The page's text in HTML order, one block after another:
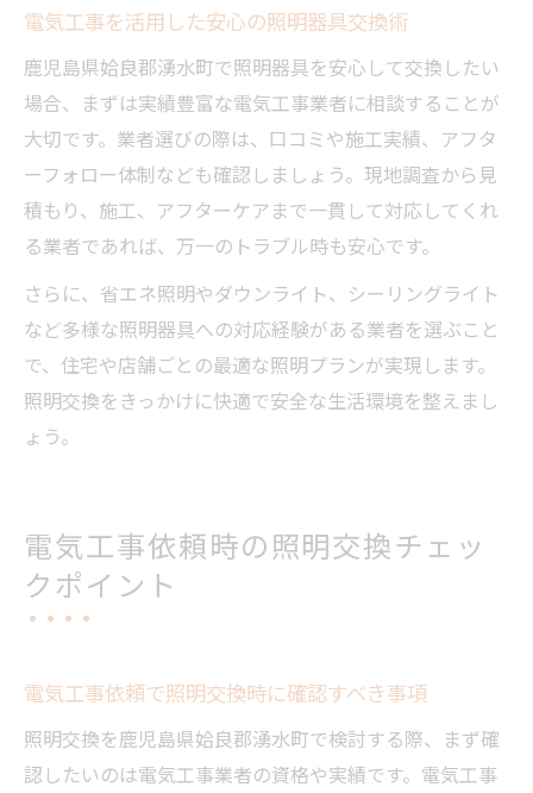
電気工事を活用した安心の照明器具交換術
鹿児島県姶良郡湧水町で照明器具を安心して交換したい
場合、まずは実績豊富な電気工事業者に相談することが
大切です。業者選びの際は、口コミや施工実績、アフタ
ーフォロー体制なども確認しましょう。現地調査から見
積もり、施工、アフターケアまで一貫して対応してくれ
る業者であれば、万一のトラブル時も安心です。
さらに、省エネ照明やダウンライト、シーリングライト
など多様な照明器具への対応経験がある業者を選ぶこと
で、住宅や店舗ごとの最適な照明プランが実現します。
照明交換をきっかけに快適で安全な生活環境を整えまし
ょう。
電気工事依頼時の照明交換チェッ
クポイント
電気工事依頼で照明交換時に確認すべき事項
照明交換を鹿児島県姶良郡湧水町で検討する際、まず確
認したいのは電気工事業者の資格や実績です。電気工事